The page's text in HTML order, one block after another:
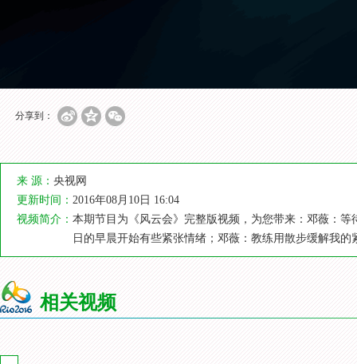
分享到：
来 源： 央视网
更新时间： 2016年08月10日 16:04
视频简介： 本期节目为《风云会》完整版视频，为您带来：邓薇：
日的早晨开始有些紧张情绪；邓薇：教练用散步缓解我的
相关视频